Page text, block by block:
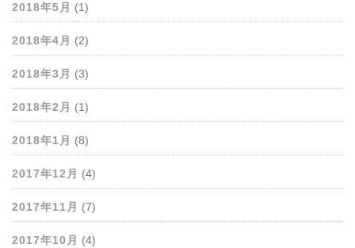
2018年5月 (1)
2018年4月 (2)
2018年3月 (3)
2018年2月 (1)
2018年1月 (8)
2017年12月 (4)
2017年11月 (7)
2017年10月 (4)